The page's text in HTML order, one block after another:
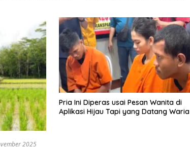
2025
Pria Ini Diperas usai Pesan Wanita di
Aplikasi Hijau Tapi yang Datang Waria